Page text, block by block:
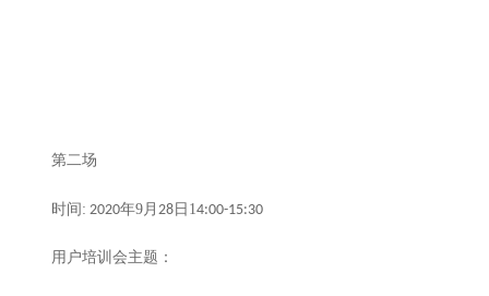
第二场
时间: 2020年9月 28日 14:00-15:30
用户培训会主题：